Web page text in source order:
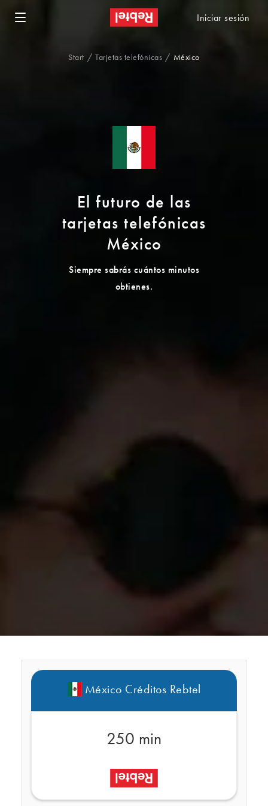
Start Tarjetas telefónicas México
Iniciar sesión
El futuro de las
tarjetas telefónicas
México
Siempre sabrás cuántos minutos
obtienes.
México Créditos Rebtel
250 min